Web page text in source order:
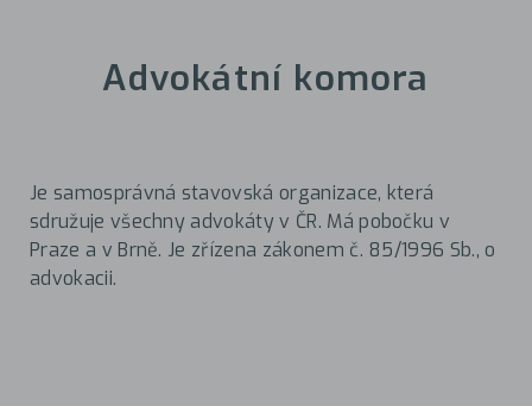
Advokátní komora
Je samosprávná stavovská organizace, která
sdružuje všechny advokáty v ČR. Má pobočku v
Praze a v Brně. Je zřízena zákonem č. 85/1996 Sb., o
advokacii.